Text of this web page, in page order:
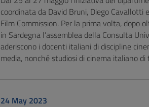
coordinata da David Bruni, Diego Cavallotti
Film Commission. Per la prima volta, dopo
in Sardegna l’assemblea della Consulta
aderiscono i docenti italiani di discipline
media, nonché studiosi di cinema italiano
24 May 2023